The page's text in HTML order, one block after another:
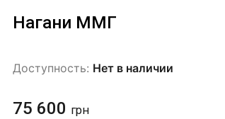
Нагани ММГ
Доступность: Нет в наличии
75 600 грн